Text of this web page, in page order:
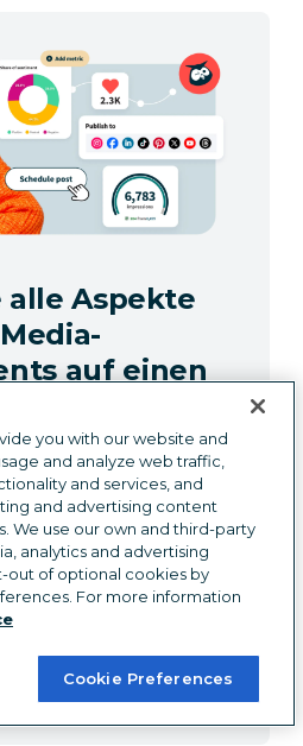
alle Aspekte
auf einen
selbst, wie Sie Zeit
zusammenarbeiten
Marketing
– mit einer
Testversion
starten
you with our website and
and analyze web traffic,
and services, and
and advertising content
We use our own and third-party
analytics and advertising
out of optional cookies by
For more information
Cookie Preferences